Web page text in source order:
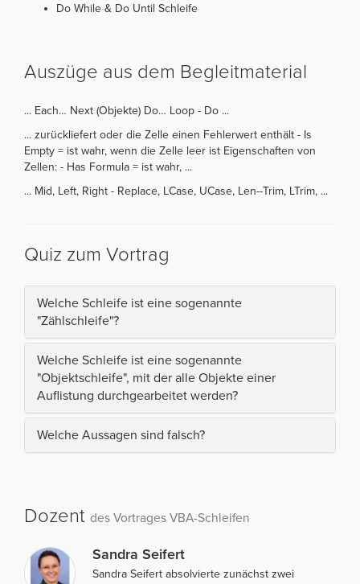
Do While & Do Until Schleife
Auszüge aus dem Begleitmaterial
... Each… Next (Objekte) Do… Loop - Do ...
... zurückliefert oder die Zelle einen Fehlerwert enthält - Is
Empty = ist wahr, wenn die Zelle leer ist Eigenschaften von
Zellen: - Has Formula = ist wahr, ...
... Mid, Left, Right - Replace, LCase, UCase, Len--Trim, LTrim, ...
Quiz zum Vortrag
Welche Schleife ist eine sogenannte
"Zählschleife"?
Welche Schleife ist eine sogenannte
"Objektschleife", mit der alle Objekte einer
Auflistung durchgearbeitet werden?
Welche Aussagen sind falsch?
Dozent des Vortrages VBA-Schleifen
Sandra Seifert
Sandra Seifert absolvierte zunächst zwei